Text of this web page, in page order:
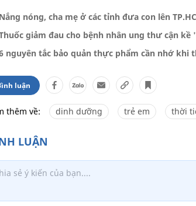
Nắng nóng, cha mẹ ở các tỉnh đưa con lên
giảm đau cho bệnh nhân ung thư cận
nguyên tắc bảo quản thực phẩm cần nhớ khi
luận
thêm về: dinh dưỡng trẻ em thời